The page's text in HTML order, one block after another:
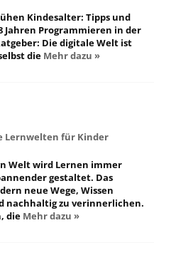
Kindesalter: Tipps und
Jahren Programmieren in der
Die digitale Welt ist
die Mehr dazu »
Lernwelten für Kinder
Welt wird Lernen immer
gestaltet. Das
neue Wege, Wissen
nachhaltig zu verinnerlichen.
die Mehr dazu »